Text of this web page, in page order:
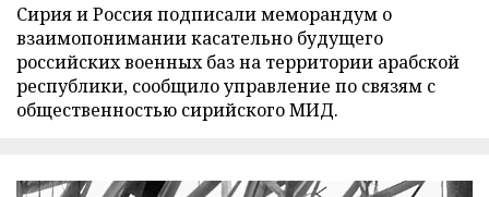
Сирия и Россия подписали меморандум о
взаимопонимании касательно будущего
российских военных баз на территории арабской
республики, сообщило управление по связям с
общественностью сирийского МИД.